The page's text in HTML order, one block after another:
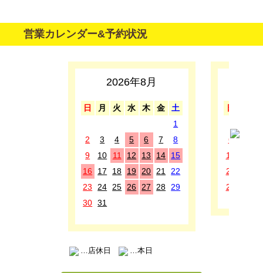
営業カレンダー&予約状況
2026年8月
日 月 火 水 木 金
土
1
2
3 4 5 6 7
8
9
10 11 12 13 14
15
16
17 18 19 20 21
22
23
24 25 26 27 28
29
30 31
日
6
13
20
27
…店休日 …本日